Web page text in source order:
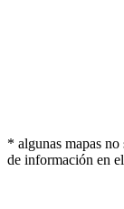
* algunas mapas no
de información en